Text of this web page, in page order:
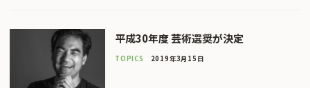
平成30年度 芸術選奨が決定
TOPICS 2019年3月15日